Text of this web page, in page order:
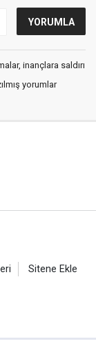
inançlara saldırı
yorumlar
Sitene Ekle